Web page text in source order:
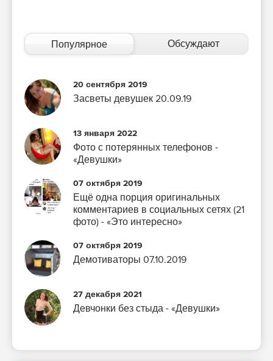
Популярное Обсуждают
20 сентября 2019
Засветы девушек 20.09.19
13 января 2022
Фото с потерянных телефонов -
«Девушки»
07 октября 2019
Ещё одна порция оригинальных
комментариев в социальных сетях (21
фото) - «Это интересно»
07 октября 2019
Демотиваторы 07.10.2019
27 декабря 2021
Девчонки без стыда - «Девушки»